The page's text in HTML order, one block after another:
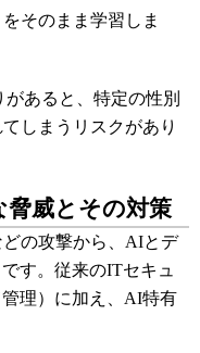
そのまま学習しま
あると、特定の性別
しまうリスクがあり
威とその対策
の攻撃から、AIとデ
す。従来のITセキュ
理）に加え、AI特有